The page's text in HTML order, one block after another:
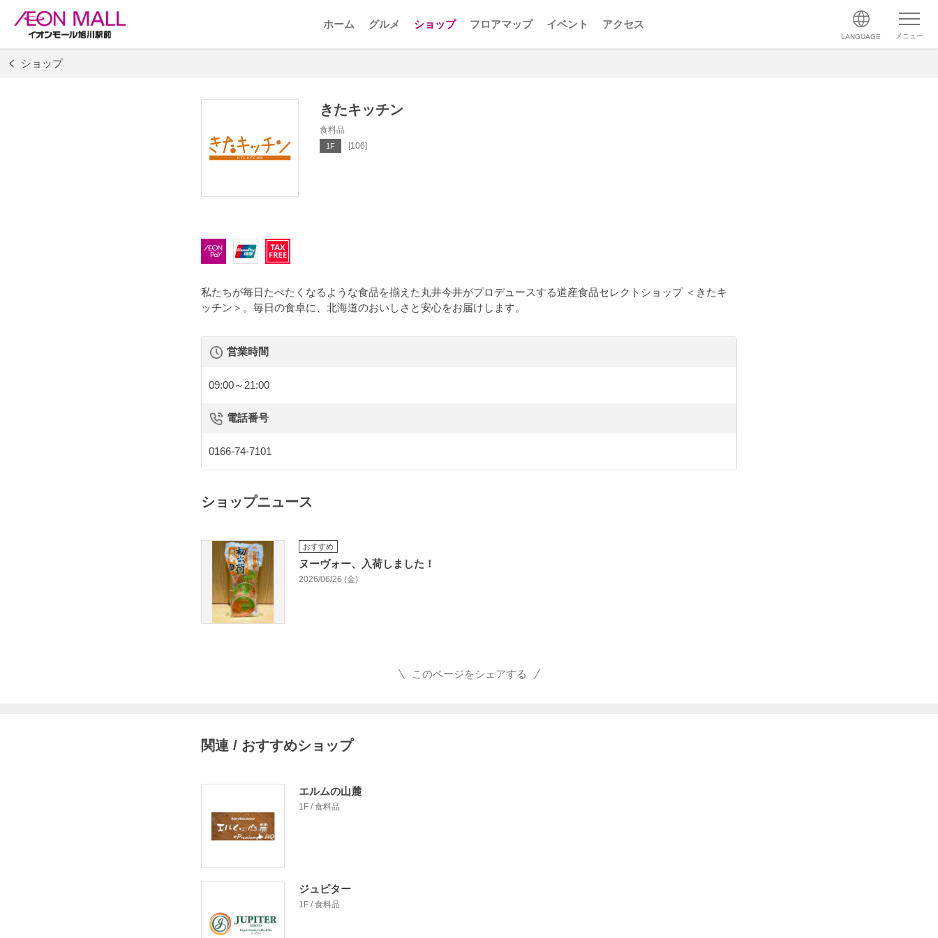
ホーム グルメ ショップ フロアマップ イベント アクセス
LANGUAGE メニュー
ショップ
きたキッチン
食料品
1F [106]
私たちが毎日たべたくなるような食品を揃えた丸井今井がプロデュースする道産食品セレクトショップ ＜きたキ
ッチン＞。毎日の食卓に、北海道のおいしさと安心をお届けします。
営業時間
09:00～21:00
電話番号
0166-74-7101
ショップニュース
おすすめ
ヌーヴォー、入荷しました！
2026/06/26 (金)
このページをシェアする
関連 / おすすめショップ
エルムの山麓
1F / 食料品
ジュピター
1F / 食料品